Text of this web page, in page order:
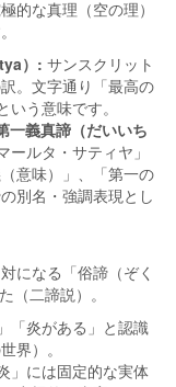
的な真理（空の理）
）: サンスクリット
。文字通り「最高の
う意味です。
一義真諦（だいいち
ールタ・サティヤ」
意味）」、「第一の
別名・強調表現とし
になる「俗諦（ぞく
（二諦説）。
「炎がある」と認識
界）。
」には固定的な実体